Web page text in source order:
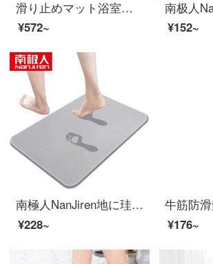
滑り止めマット浴室のトイレを透かしてpvc浴室の台所のトイレの家と住宅を厚くして、プラスチックの通路に滑り止めマットを敷いて、玄関のマットを注文しました。赤い1.6メートル*1メートルの厚さ4.5 mmです。
¥572~
¥152~
南極人NanJiren地に珪藻泥のフロアマットを敷いて、バスルームの滑り止めマットを吸い込みます。トイレのキッチンマット35*45 cm
¥228~
¥176~